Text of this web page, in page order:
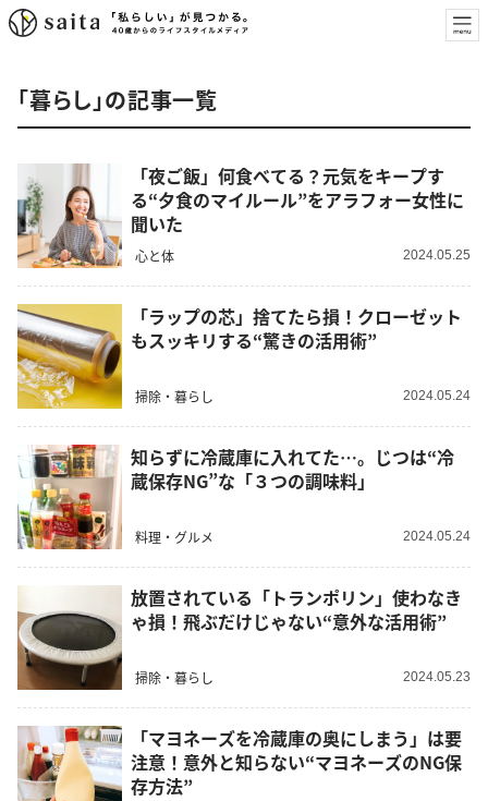
「暮らし」の記事一覧
「夜ご飯」何食べてる？元気をキープす
る“夕食のマイルール”をアラフォー女性に
聞いた
心と体 2024.05.25
「ラップの芯」捨てたら損！クローゼット
もスッキリする“驚きの活用術”
掃除・暮らし 2024.05.24
知らずに冷蔵庫に入れてた…。じつは“冷
蔵保存NG”な「３つの調味料」
料理・グルメ 2024.05.24
放置されている「トランポリン」使わなき
ゃ損！飛ぶだけじゃない“意外な活用術”
掃除・暮らし 2024.05.23
「マヨネーズを冷蔵庫の奥にしまう」は要
注意！意外と知らない“マヨネーズのNG保
存方法”